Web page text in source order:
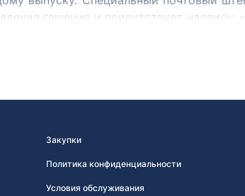
гашения и присутствует
Конверт содержал рисунок,
Закупки
Политика конфиденциальности
Условия обслуживания